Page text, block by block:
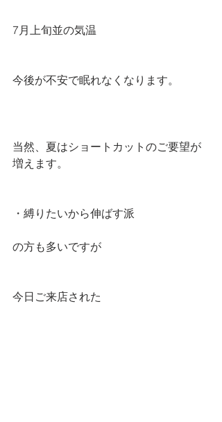
7月上旬並の気温
今後が不安で眠れなくなります。
当然、夏はショートカットのご要望が
増えます。
・縛りたいから伸ばす派
の方も多いですが
今日ご来店された